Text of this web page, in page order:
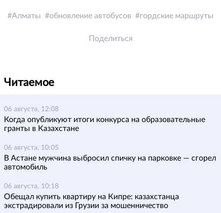
Алматы обновление автобусов гордские маршруты
Поделиться
Читаемое
06 августа, 12:08
Когда опубликуют итоги конкурса на образовательные
гранты в Казахстане
06 августа, 10:05
В Астане мужчина выбросил спичку на парковке — сгорел
автомобиль
06 августа, 10:18
Обещал купить квартиру на Кипре: казахстанца
экстрадировали из Грузии за мошенничество